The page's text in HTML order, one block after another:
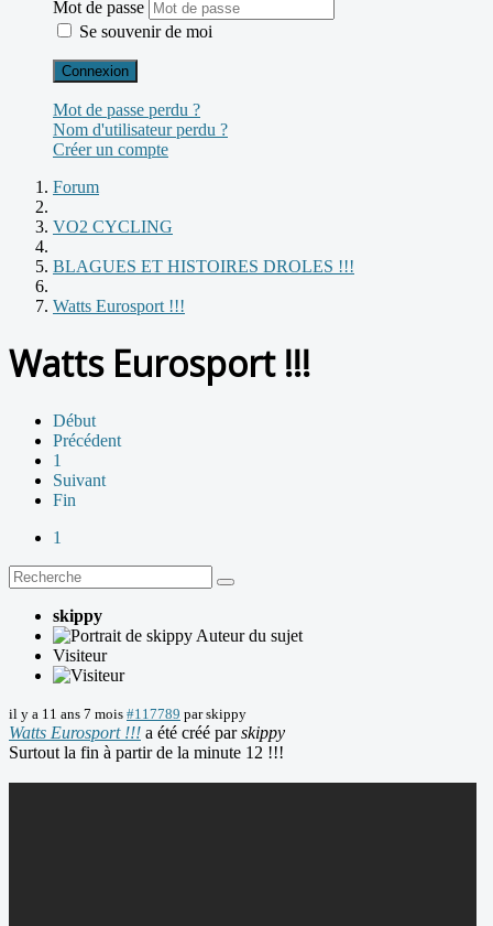
Mot de passe
Se souvenir de moi
Connexion
Mot de passe perdu ?
Nom d'utilisateur perdu ?
Créer un compte
Forum
VO2 CYCLING
BLAGUES ET HISTOIRES DROLES !!!
Watts Eurosport !!!
Watts Eurosport !!!
Début
Précédent
1
Suivant
Fin
1
skippy
Auteur du sujet
Visiteur
il y a 11 ans 7 mois #117789 parskippy
Watts Eurosport !!! a été créé parskippy
Surtout la fin à partir de la minute 12 !!!